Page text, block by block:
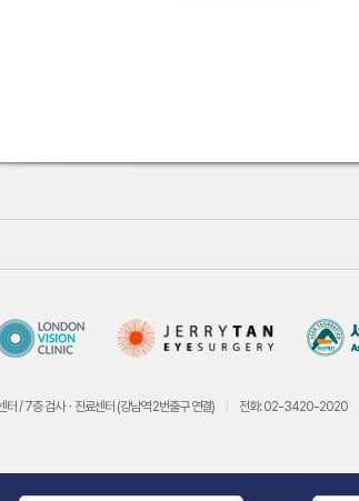
/ 7층 검사ㆍ진료센터 (강남역 2번출구 연결) 전화: 02-3420-2020